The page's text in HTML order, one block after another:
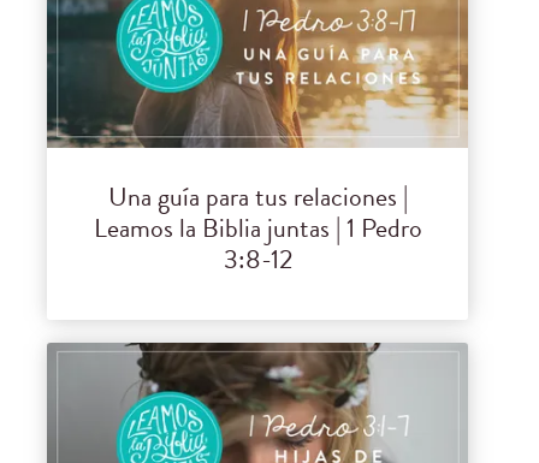
Una guía para tus relaciones |
Leamos la Biblia juntas | 1 Pedro
3:8-12